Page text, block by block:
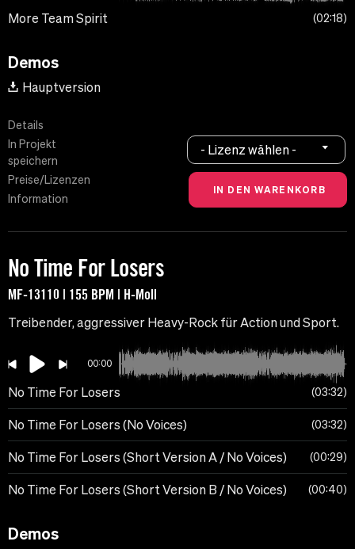
More Team Spirit 02:18
Demos
Hauptversion
Details
In Projekt
speichern
Preise/Lizenzen
Information
- Lizenz wählen -
No Time For Losers
MF-13110 | 155 BPM | H-Moll
Treibender, aggressiver Heavy-Rock für Action und Sport.
00:00
No Time For Losers 03:32
No Time For Losers (No Voices) 03:32
No Time For Losers (Short Version A / No Voices) 00:29
No Time For Losers (Short Version B / No Voices) 00:40
Demos